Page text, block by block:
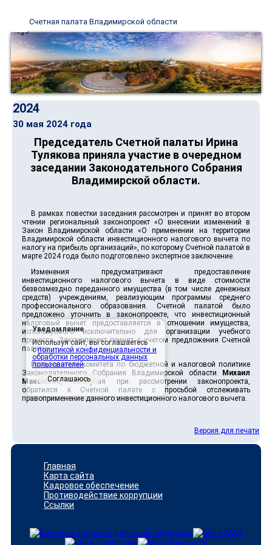
Счетная палата Владимирской области
2024
30 мая 2024 года
Председатель Счетной палаты Ирина
Тулякова приняла участие в очередном
заседании Законодательного Собрания
Владимирской области.
В рамках повестки заседания рассмотрен и принят во втором
чтении региональный законопроект «О внесении изменений в
Закон Владимирской области «О применении на территории
Владимирской области инвестиционного налогового вычета по
налогу на прибыль организаций», по которому Счетной палатой в
марте 2024 года было подготовлено экспертное заключение.
Изменения предусматривают предоставление
инвестиционного налогового вычета в виде стоимости
безвозмездно переданного имущества (в том числе денежных
средств) учреждениям, реализующим программы среднего
профессионального образования. Счетной палатой было
предложено уточнить в законопроекте, что инвестиционный
налоговый вычет предоставляется в отношении имущества,
используемого исключительно для организации учебного
процесса. Законопроект принят с учетом предложения Счетной
палаты.
Председатель комитета по бюджетной и налоговой политике
Законодательного Собрания Владимирской области
Михаил
Максюков, выступая при рассмотрении законопроекта,
обратился к Счетной палате с просьбой отслеживать
правоприменение данного инвестиционного налогового вычета.
Версия для печати
Главная
Карта сайта
Кадровое обеспечение
Противодействие коррупции
Ссылки
Уведомление
Используя сайт, вы соглашаетесь
сполитикой конфиденциальности и
обработки персональных данных
пользователей.
Соглашаюсь